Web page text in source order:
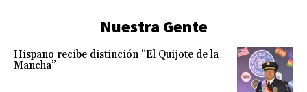
Nuestra Gente
Hispano recibe distinción “El Quijote de la
Mancha”